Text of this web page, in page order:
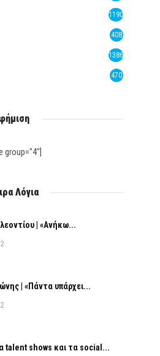
1190
408
1386
470
group="4"]
Λόγια
| «Ανήκω...
| «Πάντα υπάρχει...
talent shows και τα social...